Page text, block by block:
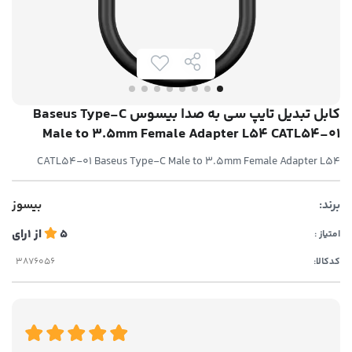
کابل تبدیل تایپ سی به صدا بیسوس Baseus Type-C
Male to 3.5mm Female Adapter L54 CATL54-01
CATL54-01 Baseus Type-C Male to 3.5mm Female Adapter L54
برند: بیسوز
امتیاز : 5 از1رای
کدکالا: